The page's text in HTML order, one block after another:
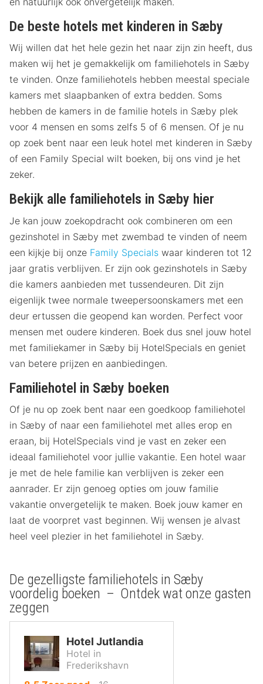
De beste hotels met kinderen in Sæby
Wij willen dat het hele gezin het naar zijn zin heeft, dus
maken wij het je gemakkelijk om familiehotels in Sæby
te vinden. Onze familiehotels hebben meestal speciale
kamers met slaapbanken of extra bedden. Soms
hebben de kamers in de familie hotels in Sæby plek
voor 4 mensen en soms zelfs 5 of 6 mensen. Of je nu
op zoek bent naar een leuk hotel met kinderen in Sæby
of een Family Special wilt boeken, bij ons vind je het
zeker.
Bekijk alle familiehotels in Sæby hier
Je kan jouw zoekopdracht ook combineren om een
gezinshotel in Sæby met zwembad te vinden of neem
een kijkje bij onze Family Specials waar kinderen tot 12
jaar gratis verblijven. Er zijn ook gezinshotels in Sæby
die kamers aanbieden met tussendeuren. Dit zijn
eigenlijk twee normale tweepersoonskamers met een
deur ertussen die geopend kan worden. Perfect voor
mensen met oudere kinderen. Boek dus snel jouw hotel
met familiekamer in Sæby bij HotelSpecials en geniet
van betere prijzen en aanbiedingen.
Familiehotel in Sæby boeken
Of je nu op zoek bent naar een goedkoop familiehotel
in Sæby of naar een familiehotel met alles erop en
eraan, bij HotelSpecials vind je vast en zeker een
ideaal familiehotel voor jullie vakantie. Een hotel waar
je met de hele familie kan verblijven is zeker een
aanrader. Er zijn genoeg opties om jouw familie
vakantie onvergetelijk te maken. Boek jouw kamer en
laat de voorpret vast beginnen. Wij wensen je alvast
heel veel plezier in het familiehotel in Sæby.
De gezelligste familiehotels in Sæby
voordelig boeken – Ontdek wat onze gasten
zeggen
Hotel Jutlandia
Hotel in
Frederikshavn